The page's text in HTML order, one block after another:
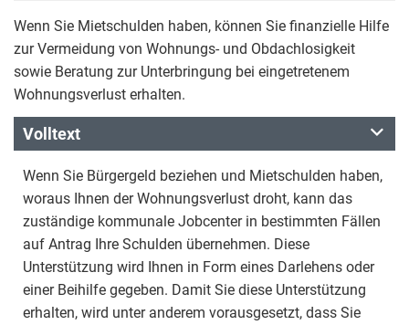
Wenn Sie Mietschulden haben, können Sie finanzielle Hilfe
zur Vermeidung von Wohnungs- und Obdachlosigkeit
sowie Beratung zur Unterbringung bei eingetretenem
Wohnungsverlust erhalten.
Volltext
Wenn Sie Bürgergeld beziehen und Mietschulden haben,
woraus Ihnen der Wohnungsverlust droht, kann das
zuständige kommunale Jobcenter in bestimmten Fällen
auf Antrag Ihre Schulden übernehmen. Diese
Unterstützung wird Ihnen in Form eines Darlehens oder
einer Beihilfe gegeben. Damit Sie diese Unterstützung
erhalten, wird unter anderem vorausgesetzt, dass Sie